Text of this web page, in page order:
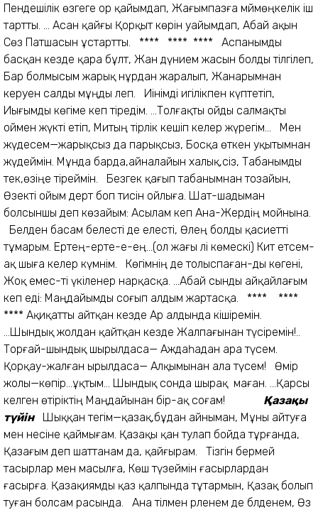
Пендешілік өзгеге ор қайымдап, Жағымпазға мәймөңкелік іш
тартты. ... Асан қайғы Қорқыт көрін уайымдап, Абай ақын
Сөз Патшасын ұстартты. **** **** **** Аспанымды
басқан кезде қара бұлт, Жан дүнием жасын болды тілгілеп,
Бар болмысым жарық нұрдан жаралып, Жанарымнан
керуен салды мұңды леп. Иінімді игілікпен күптетіп,
Иығымды көгіме кеп тіредім. ...Толғақты ойды салмақты
оймен жүкті етіп, Митың тірлік кешіп келер жүрегім... Мен
жүдесем—жарықсыз да парықсыз, Босқа өткен уқытымнан
жүдеймін. Мұнда барда,айналайын халық,сіз, Табанымды
тек,өзіңе тіреймін. Безгек қағып табанымнан тозайын,
Өзекті ойым дерт боп тисін ойлыға. Шат-шадыман
болсыншы деп көзайым: Асылам кеп Ана-Жердің мойнына.
Белден басам белесті де елесті, Өлең болды қасиетті
тұмарым. Ертең-ерте-е-ең...(ол жағы әлі көмескі) Кит етсем-
ақ шыға келер күмәнім. Көгімнің де толыспаған-ды көгені,
Жоқ емес-ті үкіленер нарқасқа. ...Абай сынды айқайлағым
кеп еді: Маңдайымды соғып алдым жартасқа. **** ****
**** Ақиқатты айтқан кезде Ар алдында кішіремін.
...Шындық жолдан қайтқан кезде Жалпағынан түсіремін!..
Торғай-шындық шырылдаса— Аждаһадан ара түсем.
Қорқау-жалған ырылдаса— Алқымынан ала түсем! Өмір
жолы—көпір...ұқтым... Шындық сонда шырақ маған. ...Қарсы
келген өтіріктің Маңдайынан бір-ақ соғам!
Қазақы
түйінШыққан тегім—қазақ,бұдан айныман, Мұны айтуға
мен несіне қаймығам. Қазақы қан тулап бойда тұрғанда,
Қазағым деп шаттанам да, қайғырам. Тізгін бермей
тасырлар мен масылға, Көш түзеймін ғасырлардан
ғасырға. Қазақиямды қаз қалпында тұтармын, Қазақ болып
туған болсам расында. Ана тілмен әрленем де бәлденем, Өз